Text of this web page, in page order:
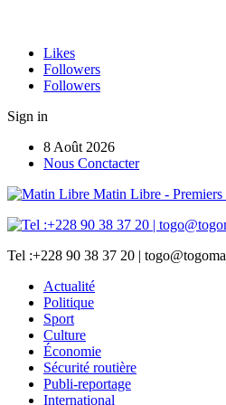
Likes
Followers
Followers
Sign in
8 Août 2026
Nous Conctacter
Matin Libre -
Tel :+228 90 38 37 20 |
Actualité
Politique
Sport
Culture
Économie
Sécurité routière
Publi-reportage
International